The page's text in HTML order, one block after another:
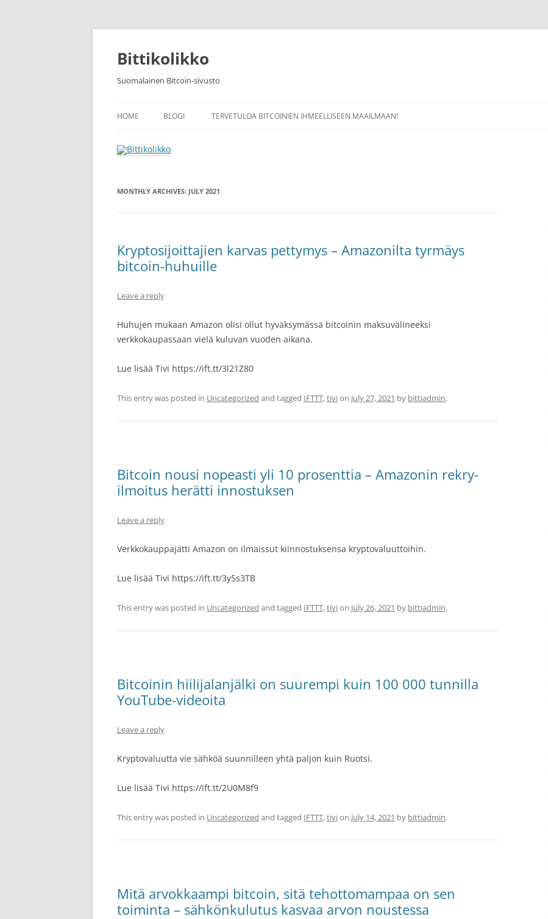
Skip
content
Bittikolikko
Suomalainen Bitcoin-sivusto
HOME BLOGI TERVETULOA BITCOINIEN IHMEELLISEEN MAAILMAAN!
MONTHLY ARCHIVES: JULY 2021
Kryptosijoittajien karvas pettymys – Amazonilta tyrmäys
bitcoin-huhuille
Leave a reply
Huhujen mukaan Amazon olisi ollut hyväksymässä bitcoinin maksuvälineeksi
verkkokaupassaan vielä kuluvan vuoden aikana.
Lue lisää Tivi https://ift.tt/3l21Z80
This entry was posted in Uncategorized and tagged IFTTT,tivion July 27, 2021 by bittiadmin.
Bitcoin nousi nopeasti yli 10 prosenttia – Amazonin rekry-
ilmoitus herätti innostuksen
Leave a reply
Verkkokauppajätti Amazon on ilmaissut kiinnostuksensa kryptovaluuttoihin.
Lue lisää Tivi https://ift.tt/3y5s3TB
This entry was posted in Uncategorized and tagged IFTTT,tivion July 26, 2021 by bittiadmin.
Bitcoinin hiilijalanjälki on suurempi kuin 100 000 tunnilla
YouTube-videoita
Leave a reply
Kryptovaluutta vie sähköä suunnilleen yhtä paljon kuin Ruotsi.
Lue lisää Tivi https://ift.tt/2U0M8f9
This entry was posted in Uncategorized and tagged IFTTT,tivion July 14, 2021 by bittiadmin.
Mitä arvokkaampi bitcoin, sitä tehottomampaa on sen
toiminta – sähkönkulutus kasvaa arvon noustessa